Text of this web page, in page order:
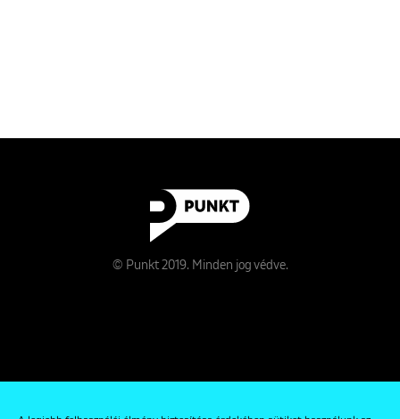
© Punkt 2019. Minden jog védve.